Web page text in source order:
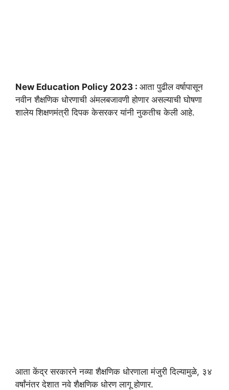
New Education Policy 2023 : आता पुढील वर्षापासून
नवीन शैक्षणिक धोरणाची अंमलबजावणी होणार असल्याची घोषणा
शालेय शिक्षणमंत्री दिपक केसरकर यांनी नुकतीच केली आहे.
आता केंद्र सरकारने नव्या शैक्षणिक धोरणाला मंजुरी दिल्यामुळे, ३४
वर्षांनंतर देशात नवे शैक्षणिक धोरण लागू होणार.